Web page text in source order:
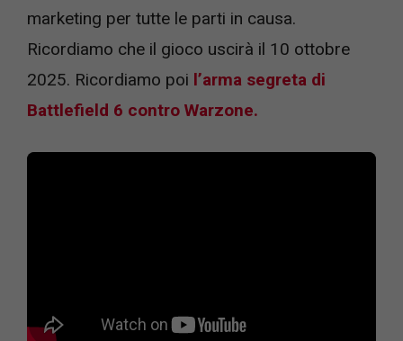
marketing per tutte le parti in causa.
Ricordiamo che il gioco uscirà il 10 ottobre
2025. Ricordiamo poi l’arma segreta di
Battlefield 6 contro Warzone.